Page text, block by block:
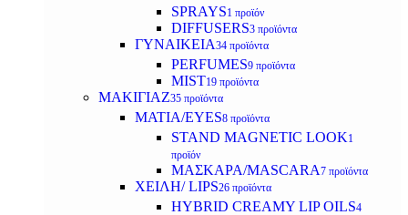
SPRAYS1 προϊόν
DIFFUSERS3 προϊόντα
ΓΥΝΑΙΚΕΙΑ34 προϊόντα
PERFUMES9 προϊόντα
MIST19 προϊόντα
ΜΑΚΙΓΙΑΖ35 προϊόντα
ΜΑΤΙΑ/EYES8 προϊόντα
STAND MAGNETIC LOOK1
προϊόν
ΜΑΣΚΑΡΑ/MASCARA7 προϊόντα
ΧΕΙΛΗ/ LIPS26 προϊόντα
HYBRID CREAMY LIP OILS4